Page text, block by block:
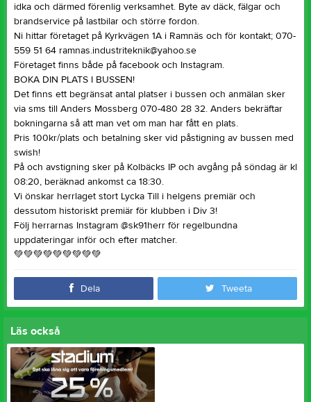
idka och därmed förenlig verksamhet. Byte av däck, fälgar och
brandservice på lastbilar och större fordon.
Ni hittar företaget på Kyrkvägen 1A i Ramnäs och för kontakt; 070-
559 51 64 ramnas.industriteknik@yahoo.se
Företaget finns både på facebook och Instagram.
BOKA DIN PLATS I BUSSEN!
Det finns ett begränsat antal platser i bussen och anmälan sker
via sms till Anders Mossberg 070-480 28 32. Anders bekräftar
bokningarna så att man vet om man har fått en plats.
Pris 100kr/plats och betalning sker vid påstigning av bussen med
swish!
På och avstigning sker på Kolbäcks IP och avgång på söndag är kl
08:20, beräknad ankomst ca 18:30.
Vi önskar herrlaget stort Lycka Till i helgens premiär och
dessutom historiskt premiär för klubben i Div 3!
Följ herrarnas Instagram @sk91herr för regelbundna
uppdateringar inför och efter matcher.
💚💚💚💚💚💚💚💚💚
Dela Tweeta
Läs också